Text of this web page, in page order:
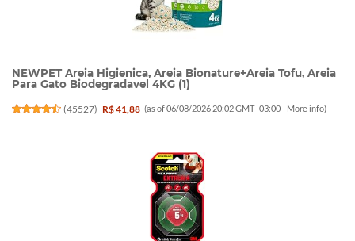
NEWPET Areia Higienica, Areia Bionature+Areia Tofu, Areia
Para Gato Biodegradavel 4KG (1)
(45527) R$ 41,88 (as of 06/08/2026 20:02 GMT -03:00 - More info)